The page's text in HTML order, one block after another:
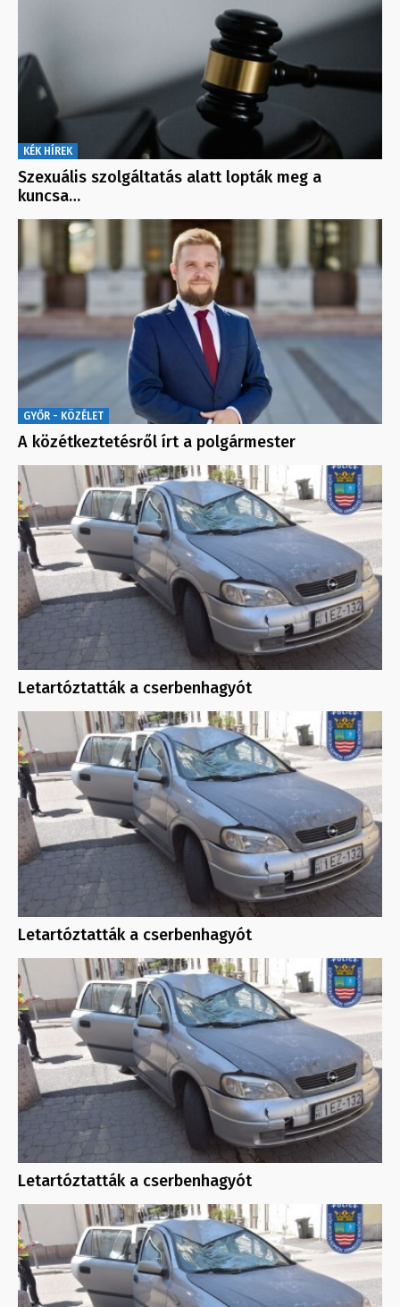
KÉK HÍREK
Szexuális szolgáltatás alatt lopták meg a
kuncsa…
GYŐR - KÖZÉLET
A közétkeztetésről írt a polgármester
Letartóztatták a cserbenhagyót
Letartóztatták a cserbenhagyót
Letartóztatták a cserbenhagyót